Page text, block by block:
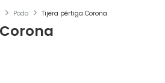
Poda Tijera pértiga Corona